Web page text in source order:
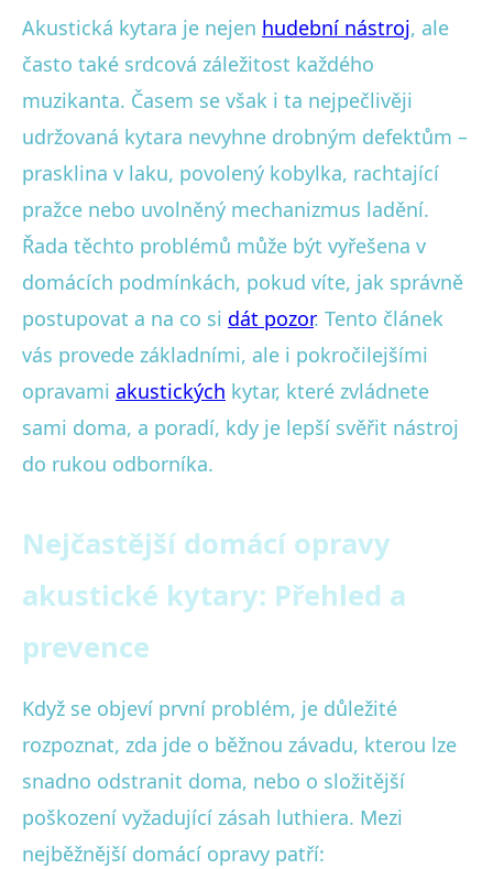
Akustická kytara je nejen hudební nástroj, ale
často také srdcová záležitost každého
muzikanta. Časem se však i ta nejpečlivěji
udržovaná kytara nevyhne drobným defektům –
prasklina v laku, povolený kobylka, rachtající
pražce nebo uvolněný mechanizmus ladění.
Řada těchto problémů může být vyřešena v
domácích podmínkách, pokud víte, jak správně
postupovat a na co si dát pozor. Tento článek
vás provede základními, ale i pokročilejšími
opravami akustických kytar, které zvládnete
sami doma, a poradí, kdy je lepší svěřit nástroj
do rukou odborníka.
Nejčastější domácí opravy
akustické kytary: Přehled a
prevence
Když se objeví první problém, je důležité
rozpoznat, zda jde o běžnou závadu, kterou lze
snadno odstranit doma, nebo o složitější
poškození vyžadující zásah luthiera. Mezi
nejběžnější domácí opravy patří: